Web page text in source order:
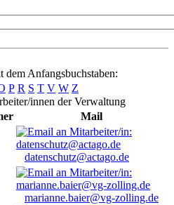
dem Anfangsbuchstaben:
P R S T V W Z
innen der Verwaltung
Mail
datenschutz@actago.de
marianne.baier@vg-zolling.de